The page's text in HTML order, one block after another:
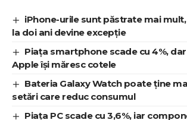
iPhone-urile sunt păstrate mai
la doi ani devine excepție
Piața smartphone scade cu 4%,
Apple își măresc cotele
Bateria Galaxy Watch poate ține
setări care reduc consumul
Piața PC scade cu 3,6%, iar